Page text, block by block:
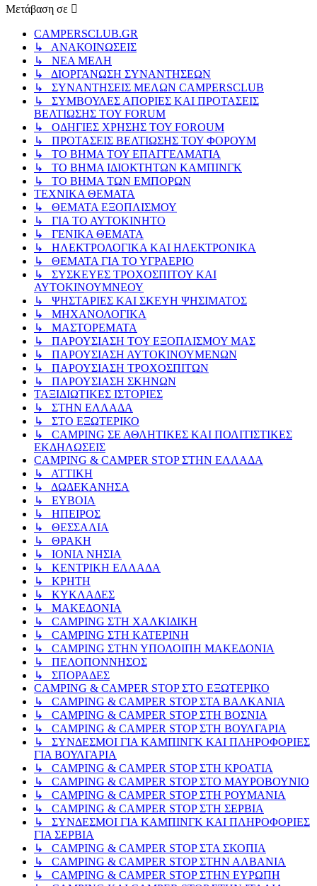
Μετάβαση σε
CAMPERSCLUB.GR
↳ ΑΝΑΚΟΙΝΩΣΕΙΣ
↳ ΝΕΑ ΜΕΛΗ
↳ ΔΙΟΡΓΑΝΩΣΗ ΣΥΝΑΝΤΗΣΕΩΝ
↳ ΣΥΝΑΝΤΗΣΕΙΣ ΜΕΛΩΝ CAMPERSCLUB
↳ ΣΥΜΒΟΥΛΕΣ ΑΠΟΡΙΕΣ ΚΑΙ ΠΡΟΤΑΣΕΙΣ
ΒΕΛΤΙΩΣΗΣ ΤΟΥ FORUM
↳ ΟΔΗΓΙΕΣ ΧΡΗΣΗΣ ΤΟΥ FOROUM
↳ ΠΡΟΤΑΣΕΙΣ ΒΕΛΤΙΩΣΗΣ ΤΟΥ ΦΟΡΟΥΜ
↳ ΤΟ ΒΗΜΑ ΤΟΥ ΕΠΑΓΓΕΛΜΑΤΙΑ
↳ ΤΟ ΒΗΜΑ ΙΔΙΟΚΤΗΤΩΝ ΚΑΜΠΙΝΓΚ
↳ ΤΟ ΒΗΜΑ ΤΩΝ ΕΜΠΟΡΩΝ
ΤΕΧΝΙΚΑ ΘΕΜΑΤΑ
↳ ΘΕΜΑΤΑ ΕΞΟΠΛΙΣΜΟΥ
↳ ΓΙΑ ΤΟ ΑΥΤΟΚΙΝΗΤΟ
↳ ΓΕΝΙΚΑ ΘΕΜΑΤΑ
↳ ΗΛΕΚΤΡΟΛΟΓΙΚΑ ΚΑΙ ΗΛΕΚΤΡΟΝΙΚΑ
↳ ΘΕΜΑΤΑ ΓΙΑ ΤΟ ΥΓΡΑΕΡΙΟ
↳ ΣΥΣΚΕΥΕΣ ΤΡΟΧΟΣΠΙΤΟΥ ΚΑΙ
ΑΥΤΟΚΙΝΟΥΜΝΕΟΥ
↳ ΨΗΣΤΑΡΙΕΣ ΚΑΙ ΣΚΕΥΗ ΨΗΣΙΜΑΤΟΣ
↳ ΜΗΧΑΝΟΛΟΓΙΚΑ
↳ ΜΑΣΤΟΡΕΜΑΤΑ
↳ ΠΑΡΟΥΣΙΑΣΗ ΤΟΥ ΕΞΟΠΛΙΣΜΟΥ ΜΑΣ
↳ ΠΑΡΟΥΣΙΑΣΗ ΑΥΤΟΚΙΝΟΥΜΕΝΩΝ
↳ ΠΑΡΟΥΣΙΑΣΗ ΤΡΟΧΟΣΠΙΤΩΝ
↳ ΠΑΡΟΥΣΙΑΣΗ ΣΚΗΝΩΝ
ΤΑΞΙΔΙΩΤΙΚΕΣ ΙΣΤΟΡΙΕΣ
↳ ΣΤΗΝ ΕΛΛΑΔΑ
↳ ΣΤΟ ΕΞΩΤΕΡΙΚΟ
↳ CAMPING ΣΕ ΑΘΛΗΤΙΚΕΣ ΚΑΙ ΠΟΛΙΤΙΣΤΙΚΕΣ
ΕΚΔΗΛΩΣΕΙΣ
CAMPING & CAMPER STOP ΣΤΗN ΕΛΛΑΔΑ
↳ ΑΤΤΙΚΗ
↳ ΔΩΔΕΚΑΝΗΣΑ
↳ ΕΥΒΟΙΑ
↳ ΗΠΕΙΡΟΣ
↳ ΘΕΣΣΑΛΙΑ
↳ ΘΡΑΚΗ
↳ ΙΟΝΙΑ ΝΗΣΙΑ
↳ ΚΕΝΤΡΙΚΗ ΕΛΛΑΔΑ
↳ ΚΡΗΤΗ
↳ ΚΥΚΛΑΔΕΣ
↳ ΜΑΚΕΔΟΝΙΑ
↳ CAMPING ΣΤΗ ΧΑΛΚΙΔΙΚΗ
↳ CAMPING ΣΤΗ ΚΑΤΕΡΙΝΗ
↳ CAMPING ΣΤΗΝ ΥΠΟΛΟΙΠΗ ΜΑΚΕΔΟΝΙΑ
↳ ΠΕΛΟΠΟΝΝΗΣΟΣ
↳ ΣΠΟΡΑΔΕΣ
CAMPING & CAMPER STOP ΣΤΟ ΕΞΩΤΕΡΙΚΟ
↳ CAMPING & CAMPER STOP ΣΤΑ ΒΑΛΚΑΝΙΑ
↳ CAMPING & CAMPER STOP ΣΤΗ ΒΟΣΝΙΑ
↳ CAMPING & CAMPER STOP ΣΤΗ ΒΟΥΛΓΑΡΙΑ
↳ ΣΥΝΔΕΣΜΟΙ ΓΙΑ ΚΑΜΠΙΝΓΚ ΚΑΙ ΠΛΗΡΟΦΟΡΙΕΣ
ΓΙΑ ΒΟΥΛΓΑΡΙΑ
↳ CAMPING & CAMPER STOP ΣΤΗ ΚΡΟΑΤΙΑ
↳ CAMPING & CAMPER STOP ΣΤΟ ΜΑΥΡΟΒΟΥΝΙΟ
↳ CAMPING & CAMPER STOP ΣΤΗ ΡΟΥΜΑΝΙΑ
↳ CAMPING & CAMPER STOP ΣΤΗ ΣΕΡΒΙΑ
↳ ΣΥΝΔΕΣΜΟΙ ΓΙΑ ΚΑΜΠΙΝΓΚ ΚΑΙ ΠΛΗΡΟΦΟΡΙΕΣ
ΓΙΑ ΣΕΡΒΙΑ
↳ CAMPING & CAMPER STOP ΣΤΑ ΣΚΟΠΙΑ
↳ CAMPING & CAMPER STOP ΣΤΗΝ ΑΛΒΑΝΙΑ
↳ CAMPING & CAMPER STOP ΣΤΗΝ ΕΥΡΩΠΗ